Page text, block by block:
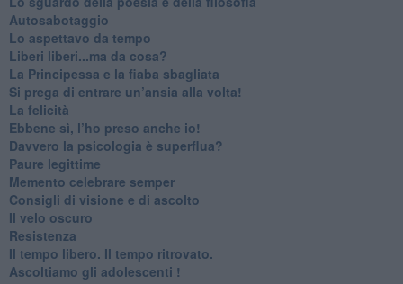
Autosabotaggio
​Lo aspettavo da tempo
​Liberi liberi...ma da cosa?
​La Principessa e la fiaba sbagliata
Si prega di entrare un’ansia alla volta!
​La felicità
​Ebbene sì, l’ho preso anche io!
​Davvero la psicologia è superflua?
Paure legittime
​Memento celebrare semper
​Consigli di visione e di ascolto
​Il velo oscuro
Resistenza
​Il tempo libero. Il tempo ritrovato.
Ascoltiamo gli adolescenti !